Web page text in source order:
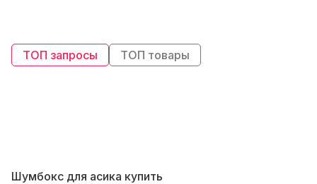
ТОП запросы ТОП товары
Шумбокс для асика купить